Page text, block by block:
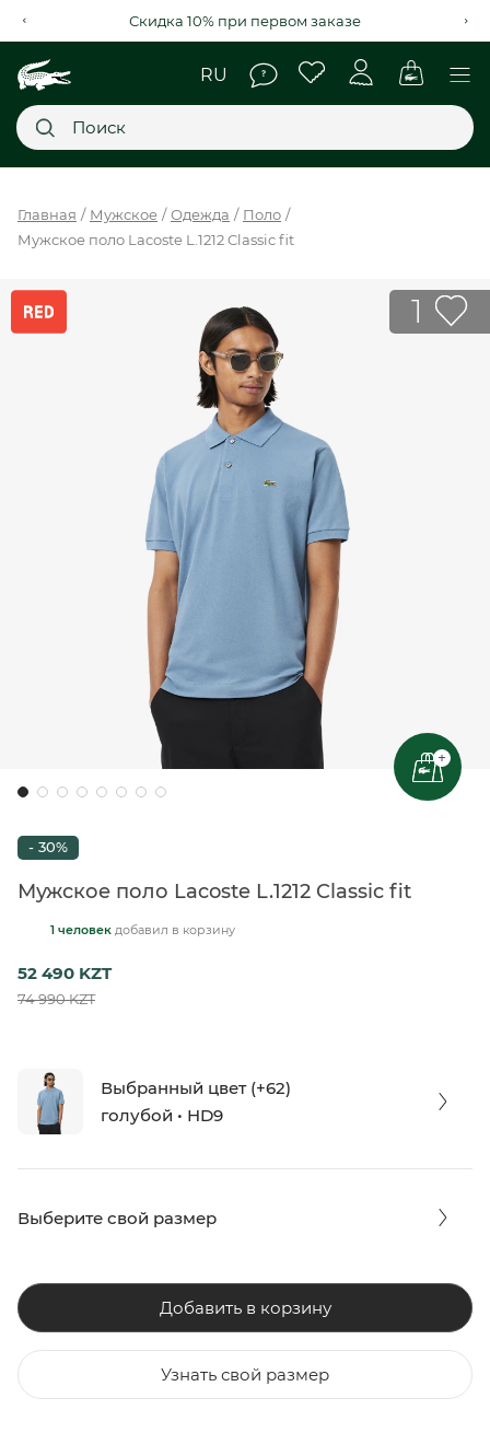
Скидка 10% при первом заказе
НОВИНКИ
SALE
МЫ LACOSTE
Главная Мужское Одежда
Поло
Мужское поло Lacoste L.1212 Classic fit
1
+
- 30%
Мужское поло Lacoste L.1212 Classic fit
1 человек добавил в корзину
52 490 KZT
74 990 KZT
Выбранный цвет (+62)
голубой • HD9
Выберите свой размер
Добавить в корзину
Узнать свой размер